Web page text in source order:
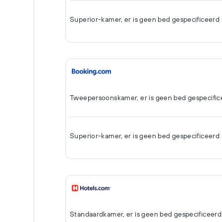
Superior-kamer, er is geen bed gespecificeerd
Tweepersoonskamer, er is geen bed
Superior-kamer, er is geen bed gespecificeerd
Standaardkamer, er is geen bed gespecificeerd